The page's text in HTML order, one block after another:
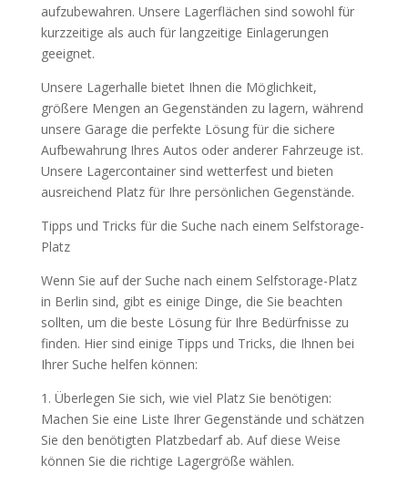
aufzubewahren. Unsere Lagerflächen sind sowohl für
kurzzeitige als auch für langzeitige Einlagerungen
geeignet.
Unsere Lagerhalle bietet Ihnen die Möglichkeit,
größere Mengen an Gegenständen zu lagern, während
unsere Garage die perfekte Lösung für die sichere
Aufbewahrung Ihres Autos oder anderer Fahrzeuge ist.
Unsere Lagercontainer sind wetterfest und bieten
ausreichend Platz für Ihre persönlichen Gegenstände.
Tipps und Tricks für die Suche nach einem Selfstorage-
Platz
Wenn Sie auf der Suche nach einem Selfstorage-Platz
in Berlin sind, gibt es einige Dinge, die Sie beachten
sollten, um die beste Lösung für Ihre Bedürfnisse zu
finden. Hier sind einige Tipps und Tricks, die Ihnen bei
Ihrer Suche helfen können:
1. Überlegen Sie sich, wie viel Platz Sie benötigen:
Machen Sie eine Liste Ihrer Gegenstände und schätzen
Sie den benötigten Platzbedarf ab. Auf diese Weise
können Sie die richtige Lagergröße wählen.